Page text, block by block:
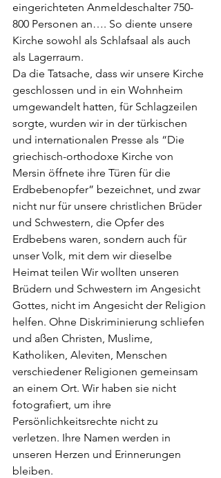
eingerichteten Anmeldeschalter 750-
800 Personen an…. So diente unsere
Kirche sowohl als Schlafsaal als auch
als Lagerraum.
Da die Tatsache, dass wir unsere Kirche
geschlossen und in ein Wohnheim
umgewandelt hatten, für Schlagzeilen
sorgte, wurden wir in der türkischen
und internationalen Presse als “Die
griechisch-orthodoxe Kirche von
Mersin öffnete ihre Türen für die
Erdbebenopfer” bezeichnet, und zwar
nicht nur für unsere christlichen Brüder
und Schwestern, die Opfer des
Erdbebens waren, sondern auch für
unser Volk, mit dem wir dieselbe
Heimat teilen Wir wollten unseren
Brüdern und Schwestern im Angesicht
Gottes, nicht im Angesicht der Religion
helfen. Ohne Diskriminierung schliefen
und aßen Christen, Muslime,
Katholiken, Aleviten, Menschen
verschiedener Religionen gemeinsam
an einem Ort. Wir haben sie nicht
fotografiert, um ihre
Persönlichkeitsrechte nicht zu
verletzen. Ihre Namen werden in
unseren Herzen und Erinnerungen
bleiben.